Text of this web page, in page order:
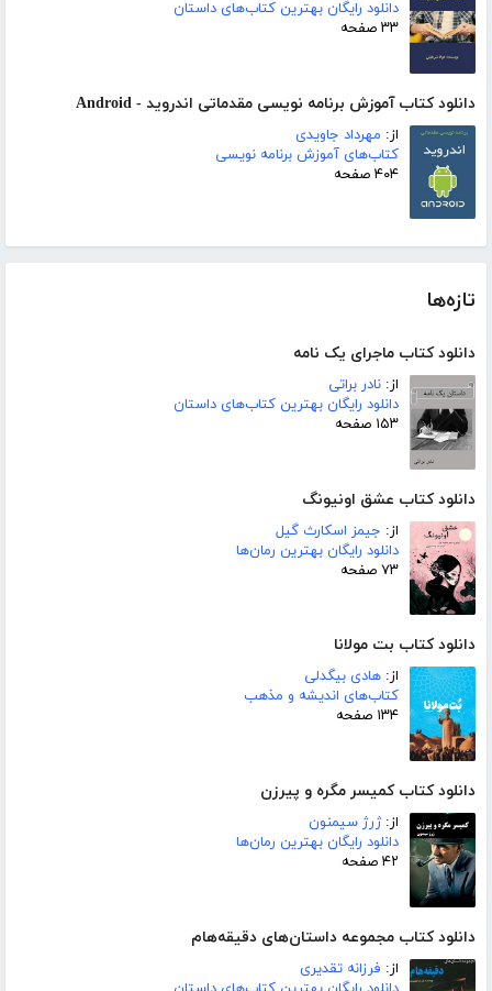
دانلود رایگان بهترین کتاب‌های داستان
۳۳ صفحه
دانلود کتاب آموزش برنامه نویسی مقدماتی اندروید - Android
از: مهرداد جاویدی
کتاب‌های آموزش برنامه نویسی
۴۰۴ صفحه
تازه‌ها
دانلود کتاب ماجرای یک نامه
از: نادر براتی
دانلود رایگان بهترین کتاب‌های داستان
۱۵۳ صفحه
دانلود کتاب عشق اونیونگ
از: جیمز اسکارث گیل
دانلود رایگان بهترین رمان‌ها
۷۳ صفحه
دانلود کتاب بت مولانا
از: هادی بیگدلی
کتاب‌های اندیشه و مذهب
۱۳۴ صفحه
دانلود کتاب کمیسر مگره و پیرزن
از:ژرژ سیمنون
دانلود رایگان بهترین رمان‌ها
۴۲ صفحه
دانلود کتاب مجموعه داستان‌های دقیقه‌هام
از: فرزانه تقدیری